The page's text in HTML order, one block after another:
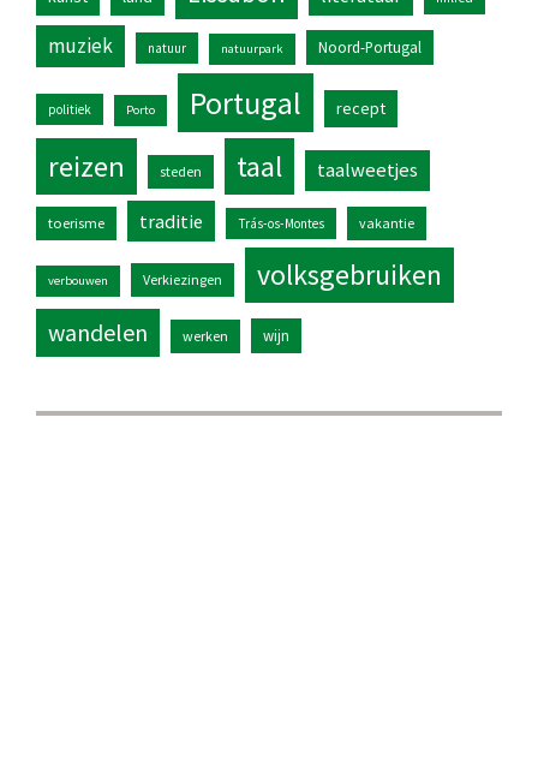
muziek natuur natuurpark Noord-Portugal
politiek Porto Portugal recept
reizen steden taal taalweetjes
toerisme traditie Trás-os-Montes vakantie
verbouwen Verkiezingen volksgebruiken
wandelen werken wijn